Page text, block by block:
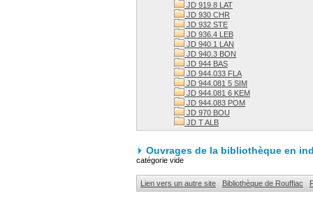
JD 919.8 LAT
JD 930 CHR
JD 932 STE
JD 936.4 LEB
JD 940.1 LAN
JD 940.3 BON
JD 944 BAS
JD 944.033 FLA
JD 944.081 5 SIM
JD 944.081 6 KEM
JD 944.083 POM
JD 970 BOU
JD T ALB
Ouvrages de la bibliothèque en
catégorie vide
Lien vers un autre site Bibliothèque de Rouffiac